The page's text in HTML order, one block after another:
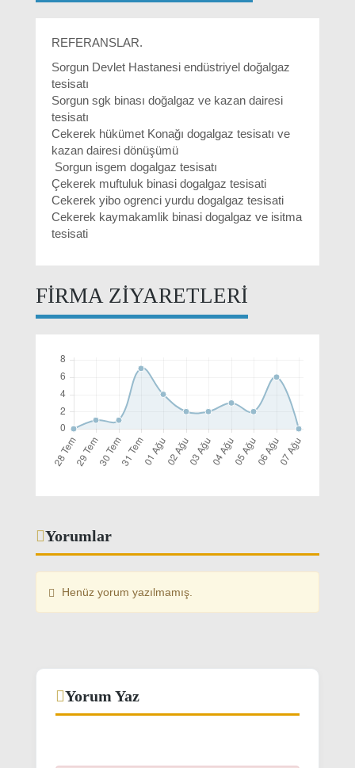
REFERANSLAR.
Sorgun Devlet Hastanesi endüstriyel doğalgaz
tesisatı
Sorgun sgk binası doğalgaz ve kazan dairesi
tesisatı
Cekerek hükümet Konağı dogalgaz tesisatı ve
kazan dairesi dönüşümü
Sorgun isgem dogalgaz tesisatı
Çekerek muftuluk binasi dogalgaz tesisati
Cekerek yibo ogrenci yurdu dogalgaz tesisati
Cekerek kaymakamlik binasi dogalgaz ve isitma
tesisati
FİRMA ZİYARETLERİ
Yorumlar
Henüz yorum yazılmamış.
Yorum Yaz